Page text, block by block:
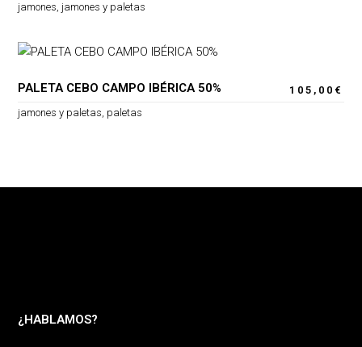
jamones, jamones y paletas
PALETA CEBO CAMPO IBÉRICA 50% 105,00 €
jamones y paletas paletas
¿HABLAMOS?